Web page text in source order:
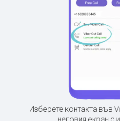
Изберете контакта във
неговия екран с